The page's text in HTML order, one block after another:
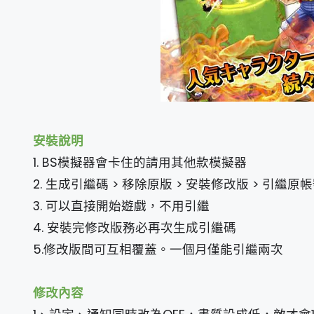
安裝說明
1. BS模擬器會卡住的請用其他款模擬器
2. 生成引繼碼 > 移除原版 > 安裝修改版 > 引繼原
3. 可以直接開始遊戲，不用引繼
4. 安裝完修改版務必再次生成引繼碼
5.修改版間可互相覆蓋。一個月僅能引繼兩次
修改內容